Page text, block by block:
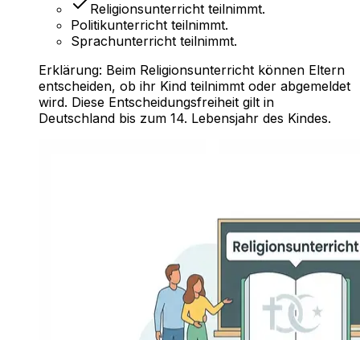
Religionsunterricht teilnimmt.
Politikunterricht teilnimmt.
Sprachunterricht teilnimmt.
Erklärung: Beim Religionsunterricht können Eltern
entscheiden, ob ihr Kind teilnimmt oder abgemeldet
wird. Diese Entscheidungsfreiheit gilt in
Deutschland bis zum 14. Lebensjahr des Kindes.